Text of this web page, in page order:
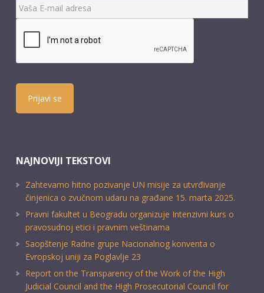
Prijavi se
NAJNOVIJI TEKSTOVI
Zahtevamo hitno pozivanje UN misije za utvrđivanje
činjenica o zvučnom udaru na građane 15. marta 2025.
Pravni fakultet u Beogradu organizuje Intenzivni kurs o
pravosudnoj etici i pravnim veštinama
Saopštenje Radne grupe Nacionalnog konventa o
Evropskoj uniji za Poglavlje 23
Report on the Transparency of the Work of the High
Judicial Council and the High Prosecutorial Council for